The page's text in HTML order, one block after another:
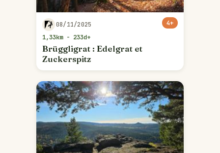
08/11/2025
1,33km - 233d+
Brüggligrat : Edelgrat et
Zuckerspitz
4+